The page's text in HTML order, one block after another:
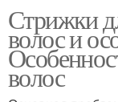
Стрижки
волос и
волос